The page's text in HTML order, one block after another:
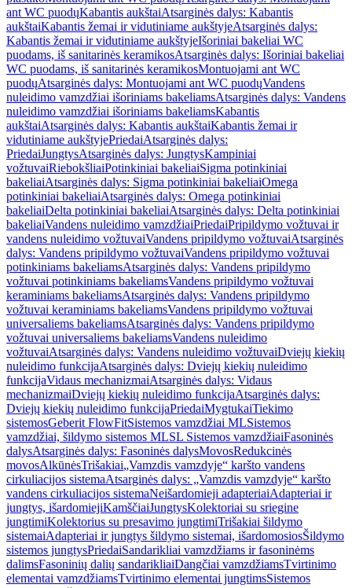
ant WC puodųKabantis aukštaiAtsarginės dalys: Kabantis
aukštaiKabantis žemai ir vidutiniame aukštyjeAtsarginės dalys:
Kabantis žemai ir vidutiniame aukštyjeIšoriniai bakeliai WC
puodams, iš sanitarinės keramikosAtsarginės dalys: Išoriniai bakeliai
WC puodams, iš sanitarinės keramikosMontuojami ant WC
puodųAtsarginės dalys: Montuojami ant WC puodųVandens
nuleidimo vamzdžiai išoriniams bakeliamsAtsarginės dalys: Vandens
nuleidimo vamzdžiai išoriniams bakeliamsKabantis
aukštaiAtsarginės dalys: Kabantis aukštaiKabantis žemai ir
vidutiniame aukštyjePriedaiAtsarginės dalys:
PriedaiJungtysAtsarginės dalys: JungtysKampiniai
vožtuvaiRiebokšliaiPotinkiniai bakeliaiSigma potinkiniai
bakeliaiAtsarginės dalys: Sigma potinkiniai bakeliaiOmega
potinkiniai bakeliaiAtsarginės dalys: Omega potinkiniai
bakeliaiDelta potinkiniai bakeliaiAtsarginės dalys: Delta potinkiniai
bakeliaiVandens nuleidimo vamzdžiaiPriedaiPripildymo vožtuvai ir
vandens nuleidimo vožtuvaiVandens pripildymo vožtuvaiAtsarginės
dalys: Vandens pripildymo vožtuvaiVandens pripildymo vožtuvai
potinkiniams bakeliamsAtsarginės dalys: Vandens pripildymo
vožtuvai potinkiniams bakeliamsVandens pripildymo vožtuvai
keraminiams bakeliamsAtsarginės dalys: Vandens pripildymo
vožtuvai keraminiams bakeliamsVandens pripildymo vožtuvai
universaliems bakeliamsAtsarginės dalys: Vandens pripildymo
vožtuvai universaliems bakeliamsVandens nuleidimo
vožtuvaiAtsarginės dalys: Vandens nuleidimo vožtuvaiDviejų kiekių
nuleidimo funkcijaAtsarginės dalys: Dviejų kiekių nuleidimo
funkcijaVidaus mechanizmaiAtsarginės dalys: Vidaus
mechanizmaiDviejų kiekių nuleidimo funkcijaAtsarginės dalys:
Dviejų kiekių nuleidimo funkcijaPriedaiMygtukaiTiekimo
sistemosGeberit FlowFitSistemos vamzdžiai MLSistemos
vamzdžiai, šildymo sistemos MLSL Sistemos vamzdžiaiFasoninės
dalysAtsarginės dalys: Fasoninės dalysMovosRedukcinės
movosAlkūnėsTrišakiai„Vamzdis vamzdyje“ karšto vandens
cirkuliacijos sistemaAtsarginės dalys: „Vamzdis vamzdyje“ karšto
vandens cirkuliacijos sistemaNeišardomieji adapteriaiAdapteriai ir
jungtys, išardomiejiKamščiaiJungtysKolektoriai su sriegine
jungtimiKolektorius su presavimo jungtimiTrišakiai šildymo
sistemaiAdapteriai ir jungtys šildymo sistemai, išardomosiosŠildymo
sistemos jungtysPriedaiSandarikliai vamzdžiams ir fasoninėms
dalimsFasoninių dalių sandarikliaiDangčiai vamzdžiamsTvirtinimo
elementai vamzdžiamsTvirtinimo elementai jungtimsSistemos